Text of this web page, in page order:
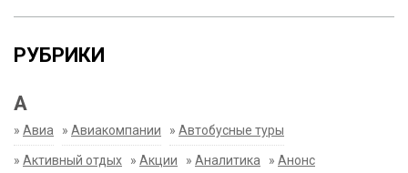
РУБРИКИ
А
» Авиа » Авиакомпании » Автобусные туры
» Активный отдых » Акции » Аналитика » Анонс